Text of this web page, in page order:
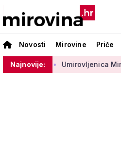
Novosti Mirovine Priče
Najnovije:
Umirovljenica Mina na tržnici